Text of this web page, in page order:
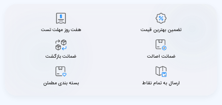
تضمین بهترین قیمت هفت روز مهلت تست
ضمانت اصالت ضمانت بازگشت
ارسال به تمام نقاط بسته بندی مطمئن